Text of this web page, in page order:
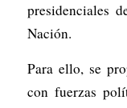
presidenciales
Nación.
Para ello, se
con fuerzas